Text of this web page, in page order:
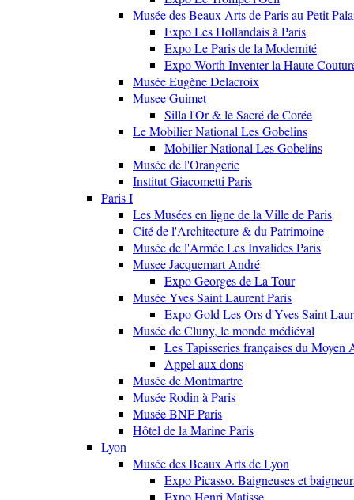
Musée des Beaux Arts de Paris au Petit
Expo Les Hollandais à Paris
Expo Le Paris de la Modernité
Expo Worth Inventer la Haute
Musée Eugène Delacroix
Musee Guimet
Silla l'Or & le Sacré de Corée
Le Mobilier National Les Gobelins
Mobilier National Les Gobelins
Musée de l'Orangerie
Institut Giacometti Paris
Paris I
Les Musées en ligne de la Ville de Paris
Cité de l'Architecture & du Patrimoine
Musée de l'Armée Les Invalides Paris
Musee Jacquemart André
Expo Georges de La Tour
Musée Yves Saint Laurent Paris
Expo Gold Les Ors d'Yves Saint
Musée de Cluny, le monde médiéval
Les Tapisseries françaises du Moyen
Appel aux dons
Musée de Montmartre
Musée Rodin à Paris
Musée BNF Paris
Hôtel de la Marine Paris
Lyon
Musée des Beaux Arts de Lyon
Expo Picasso. Baigneuses et